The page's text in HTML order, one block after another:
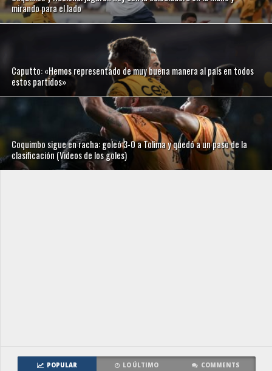
mirando para el lado
Caputto: «Hemos representado de muy buena manera al país en todos
estos partidos»
Coquimbo sigue en racha: goleó 3-0 a Tolima y quedó a un paso de la
clasificación (Videos de los goles)
POPULAR LO ÚLTIMO COMMENTS